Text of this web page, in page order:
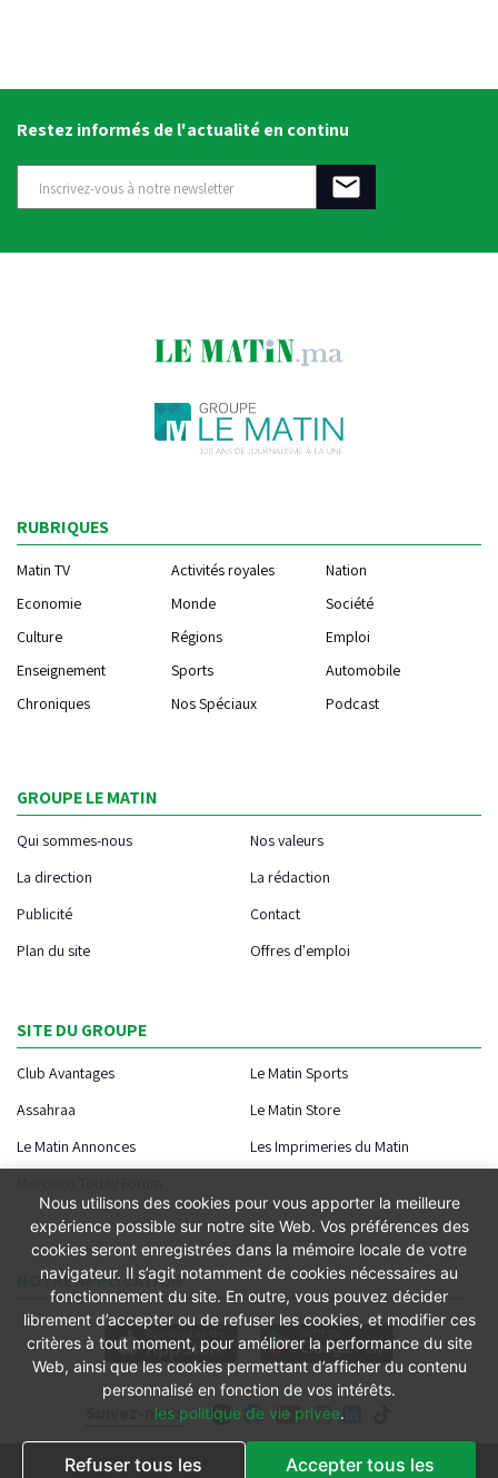
Restez informés de l'actualité en continu
Suivez-nous
RUBRIQUES
Matin TV Activités royales
Nation
Economie
Monde
Société
Culture
Régions
Emploi
Enseignement
Sports
Automobile
Chroniques
Nos Spéciaux Podcast
GROUPE LE MATIN
Qui sommes-nous
Nos valeurs
La direction
La rédaction
Publicité
Contact
Plan du site
Offres d'emploi
SITE DU GROUPE
Club Avantages
Le Matin Sports
Assahraa
Le Matin Store
Le Matin Annonces
Les Imprimeries du Matin
NOTRE APPLICATION
Nous utilisons des cookies pour vous apporter la meilleure
expérience possible sur notre site Web. Vos préférences des
cookies seront enregistrées dans la mémoire locale de votre
navigateur. Il s’agit notamment de cookies nécessaires au
fonctionnement du site. En outre, vous pouvez décider
librement d’accepter ou de refuser les cookies, et modifier ces
critères à tout moment, pour améliorer la performance du site
Web, ainsi que les cookies permettant d’afficher du contenu
personnalisé en fonction de vos intérêts.
les politique de vie privee.
Refuser tous les Accepter tous les